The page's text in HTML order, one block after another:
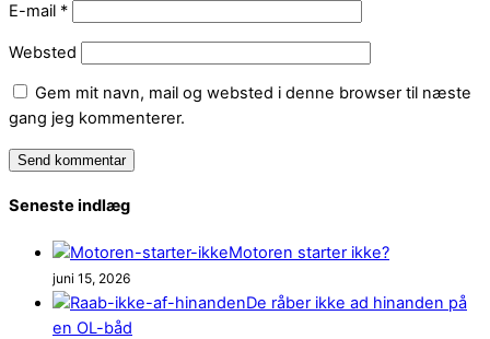
E-mail *
Websted
Gem mit navn, mail og websted i denne browser til næste
gang jeg kommenterer.
Seneste indlæg
Motoren starter ikke?
juni 15, 2026
De råber ikke ad hinanden på
en OL-båd